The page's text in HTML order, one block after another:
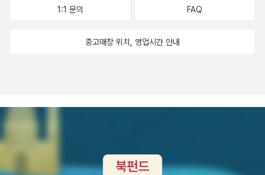
야겠다 싶어 네이버에 들어가 코끼리 이미지를 검색해보았다. 이런게
했다.하아- 아가랑 놀아주는 건 너무나 힘든 일이지만, 다음날 집에
영작 훈련]은 친애하는 알라디너 가 나의 영어 공부에 도움이 될거라
튼 내가 이걸 언제부터 펼쳐보게 될지, 과연 펼쳐보기는 할지 잘 모르
1:1 문의 FAQ
중고매장 위치, 영업시간 안내